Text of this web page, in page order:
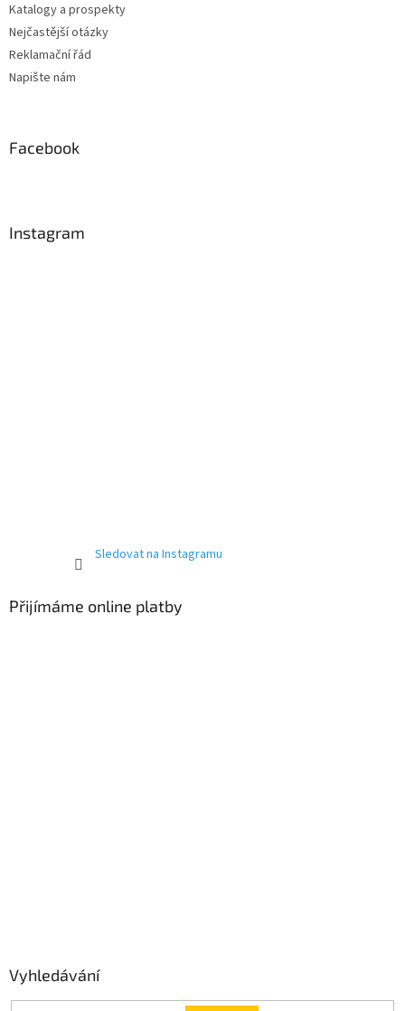
Katalogy a prospekty
Nejčastější otázky
Reklamační řád
Napište nám
Facebook
Instagram
Sledovat na Instagramu
Přijímáme online platby
Vyhledávání